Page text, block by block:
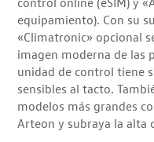
equipamiento). Con su
«Climatronic» opcional
imagen moderna de las
unidad de control tiene
sensibles al tacto.
modelos más grandes
Arteon y subraya la alta